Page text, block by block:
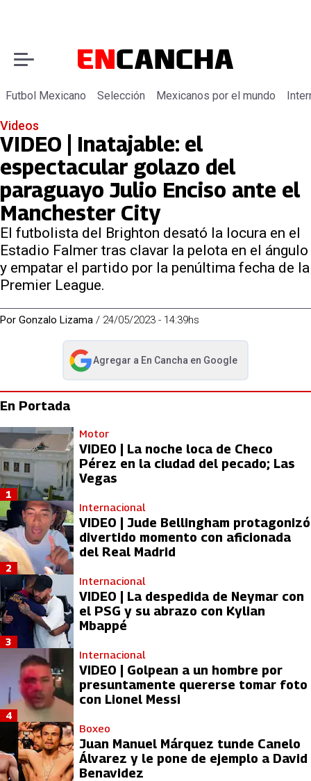
Futbol Mexicano Selección Mexicanos por el mundo
Videos
VIDEO | Inatajable: el
espectacular golazo del
paraguayo Julio Enciso ante el
Manchester City
El futbolista del Brighton desató la locura en el
Estadio Falmer tras clavar la pelota en el ángulo
y empatar el partido por la penúltima fecha de la
Premier League.
Por Gonzalo Lizama / 24/05/2023 - 14:39hs
Agregar a En Cancha en Google
abre en nueva pestaña
En Portada
Motor
VIDEO | La noche loca de Checo
Pérez en la ciudad del pecado; Las
Vegas
1
Internacional
VIDEO | Jude Bellingham protagonizó
divertido momento con aficionada
del Real Madrid
2
Internacional
VIDEO | La despedida de Neymar con
el PSG y su abrazo con Kylian
Mbappé
3
Internacional
VIDEO | Golpean a un hombre por
presuntamente quererse tomar foto
con Lionel Messi
4
Boxeo
Juan Manuel Márquez tunde Canelo
Álvarez y le pone de ejemplo a David
Benavidez